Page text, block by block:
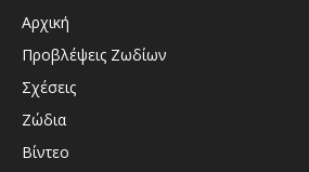
Αρχική
Προβλέψεις Ζωδίων
Σχέσεις
Ζώδια
Βίντεο